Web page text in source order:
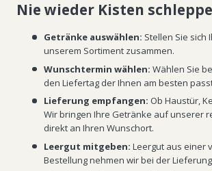
Nie wieder Kisten
Getränke auswählen: Stellen Sie sich
unserem Sortiment zusammen.
Wunschtermin wählen: Wählen Sie
den Liefertag der Ihnen am besten
Lieferung empfangen: Ob Haustür,
Wir bringen Ihre Getränke auf unserer
direkt an Ihren Wunschort.
Leergut mitgeben: Leergut aus einer
Bestellung nehmen wir bei der